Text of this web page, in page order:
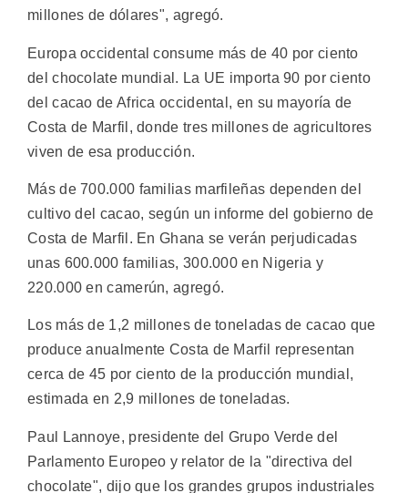
millones de dólares", agregó.
Europa occidental consume más de 40 por ciento
del chocolate mundial. La UE importa 90 por ciento
del cacao de Africa occidental, en su mayoría de
Costa de Marfil, donde tres millones de agricultores
viven de esa producción.
Más de 700.000 familias marfileñas dependen del
cultivo del cacao, según un informe del gobierno de
Costa de Marfil. En Ghana se verán perjudicadas
unas 600.000 familias, 300.000 en Nigeria y
220.000 en camerún, agregó.
Los más de 1,2 millones de toneladas de cacao que
produce anualmente Costa de Marfil representan
cerca de 45 por ciento de la producción mundial,
estimada en 2,9 millones de toneladas.
Paul Lannoye, presidente del Grupo Verde del
Parlamento Europeo y relator de la "directiva del
chocolate", dijo que los grandes grupos industriales